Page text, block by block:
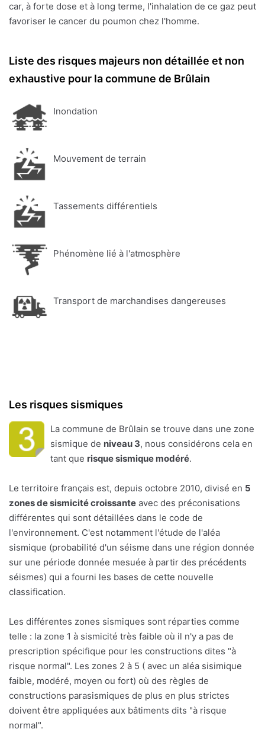
car, à forte dose et à long terme, l'inhalation de ce gaz peut
favoriser le cancer du poumon chez l'homme.
Liste des risques majeurs non détaillée et non
exhaustive pour la commune de Brûlain
Inondation
Mouvement de terrain
Tassements différentiels
Phénomène lié à l'atmosphère
Transport de marchandises dangereuses
Les risques sismiques
La commune de Brûlain se trouve dans une zone
sismique de niveau 3, nous considérons cela en
tant que risque sismique modéré.
Le territoire français est, depuis octobre 2010, divisé en 5
zones de sismicité croissante avec des préconisations
différentes qui sont détaillées dans le code de
l'environnement. C'est notamment l'étude de l'aléa
sismique (probabilité d'un séisme dans une région donnée
sur une période donnée mesuée à partir des précédents
séismes) qui a fourni les bases de cette nouvelle
classification.
Les différentes zones sismiques sont réparties comme
telle : la zone 1 à sismicité très faible où il n'y a pas de
prescription spécifique pour les constructions dites "à
risque normal". Les zones 2 à 5 ( avec un aléa sisimique
faible, modéré, moyen ou fort) où des règles de
constructions parasismiques de plus en plus strictes
doivent être appliquées aux bâtiments dits "à risque
normal".